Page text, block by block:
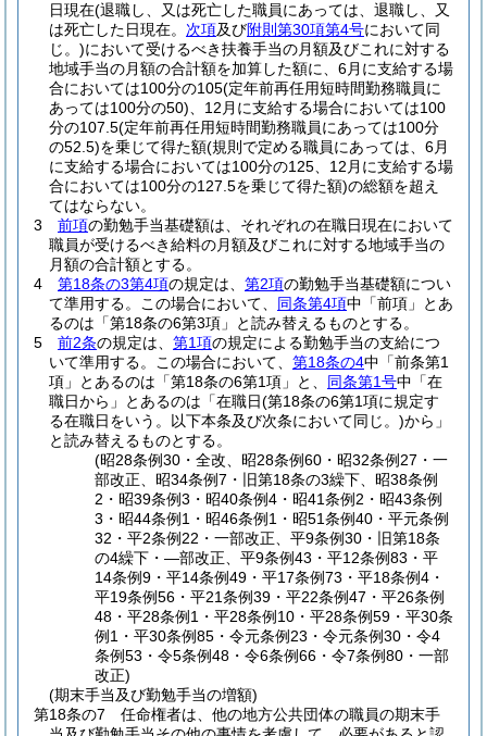
日現在(退職し、又は死亡した職員にあっては、退職し、又
は死亡した日現在。 次項及び附則第30項第4号において同
じ。)において受けるべき扶養手当の月額及びこれに対する
地域手当の月額の合計額を加算した額に、6月に支給する場
合においては100分の105(定年前再任用短時間勤務職員に
あっては100分の50) 、12月に支給する場合においては100
分の107.5(定年前再任用短時間勤務職員にあっては100分
の52.5)を乗じて得た額(規則で定める職員にあっては、6月
に支給する場合においては100分の125、12月に支給する場
合においては100分の127.5を乗じて得た額)の総額を超え
てはならない。
3
前項の勤勉手当基礎額は、それぞれの在職日現在において
職員が受けるべき給料の月額及びこれに対する地域手当の
月額の合計額とする。
4
第18条の3第4項の規定は、 第2項の勤勉手当基礎額につい
て準用する。
この場合において、 同条第4項中「前項」とあ
るのは「第18条の6第3項」と読み替えるものとする。
5
前2条の規定は、 第1項の規定による勤勉手当の支給につ
いて準用する。
この場合において、 第18条の4中「前条第1
項」とあるのは「第18条の6第1項」と、 同条第1号中「在
職日から」とあるのは「在職日(第18条の6第1項に規定す
る在職日をいう。以下本条及び次条において同じ。)から」
と読み替えるものとする。
(昭28条例30・全改、昭28条例60・昭32条例27・一
部改正、昭34条例7・旧第18条の3繰下、昭38条例
2・昭39条例3・昭40条例4・昭41条例2・昭43条例
3・昭44条例1・昭46条例1・昭51条例40・平元条例
32・平2条例22・一部改正、平9条例30・旧第18条
の4繰下・―部改正、平9条例43・平12条例83・平
14条例9・平14条例49・平17条例73・平18条例4・
平19条例56・平21条例39・平22条例47・平26条例
48・平28条例1・平28条例10・平28条例59・平30条
例1・平30条例85・令元条例23・令元条例30・令4
条例53・令5条例48・令6条例66・令7条例80・一部
改正)
(期末手当及び勤勉手当の増額)
第18条の7
任命権者は、他の地方公共団体の職員の期末手